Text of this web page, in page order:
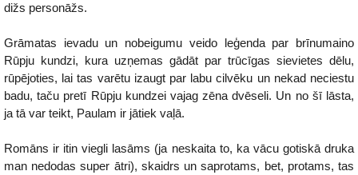
dižs personāžs.
Grāmatas ievadu un nobeigumu veido leģenda par brīnumaino
Rūpju kundzi, kura uzņemas gādāt par trūcīgas sievietes dēlu,
rūpējoties, lai tas varētu izaugt par labu cilvēku un nekad neciestu
badu, taču pretī Rūpju kundzei vajag zēna dvēseli. Un no šī lāsta,
ja tā var teikt, Paulam ir jātiek vaļā.
Romāns ir itin viegli lasāms (ja neskaita to, ka vācu gotiskā druka
man nedodas super ātri), skaidrs un saprotams, bet, protams, tas